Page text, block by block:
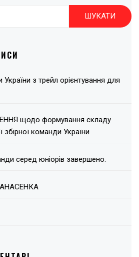
з трейл орієнтування для
щодо формування складу
збірної команди України
серед юніорів завершено.